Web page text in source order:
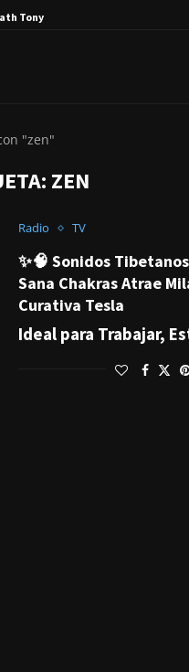
Tony Iommi...
"zen"
ZEN
Radio TV
✨🧠 Sonidos
Sana Chakras Atrae
Curativa Tesla
Ideal para Trabajar,